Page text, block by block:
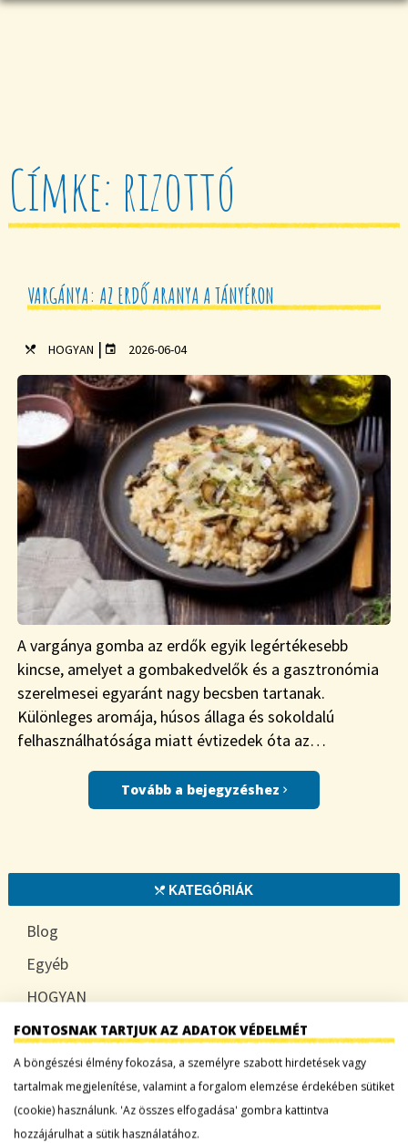
Címke: rizottó
VARGÁNYA: AZ ERDŐ ARANYA A TÁNYÉRON
HOGYAN | 2026-06-04
A vargánya gomba az erdők egyik legértékesebb
kincse, amelyet a gombakedvelők és a gasztronómia
szerelmesei egyaránt nagy becsben tartanak.
Különleges aromája, húsos állaga és sokoldalú
felhasználhatósága miatt évtizedek óta az…
Tovább a bejegyzéshez
KATEGÓRIÁK
Blog
Egyéb
HOGYAN
TUDATOSAN
LEGFRISSEBB BEJEGYZÉSEK
FONTOSNAK TARTJUK AZ ADATOK VÉDELMÉT
A böngészési élmény fokozása, a személyre szabott hirdetések vagy
tartalmak megjelenítése, valamint a forgalom elemzése érdekében sütiket
(cookie) használunk. 'Az összes elfogadása' gombra kattintva
hozzájárulhat a sütik használatához.